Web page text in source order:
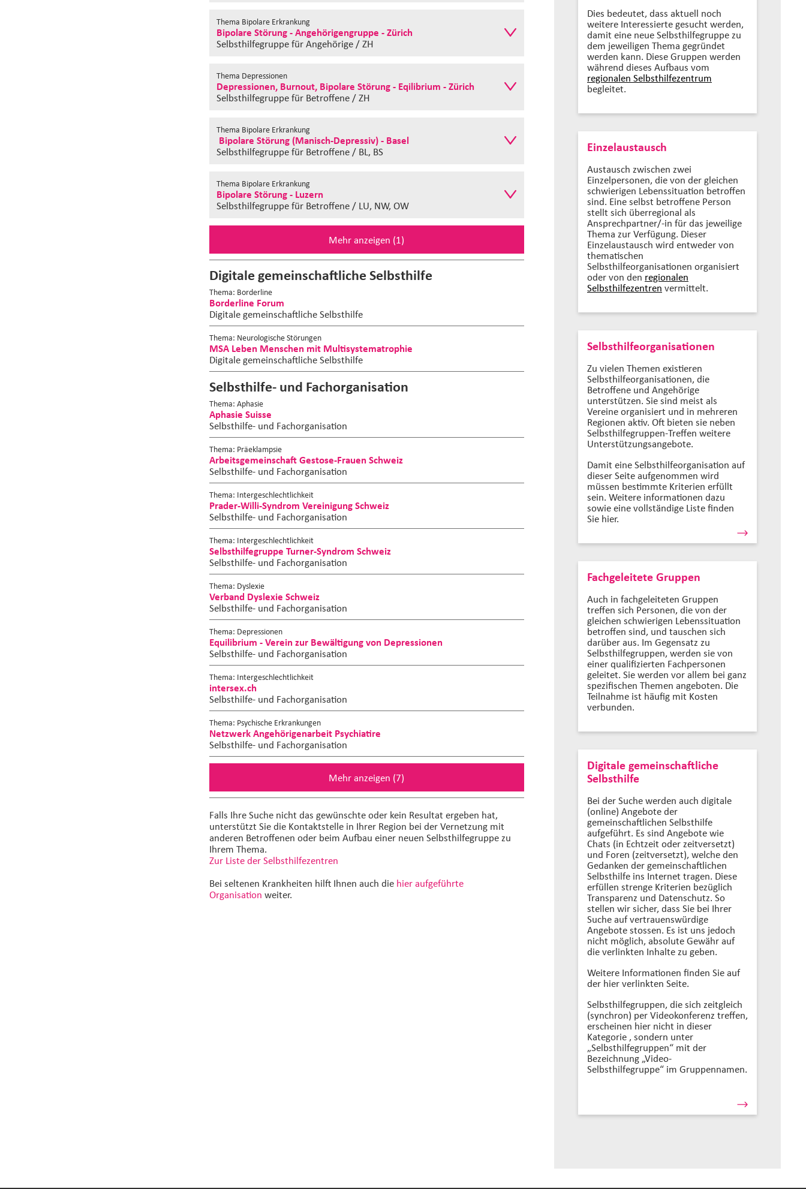
Thema Bipolare Erkrankung
Bipolare Störung - Angehörigengruppe - Zürich
Selbsthilfegruppefür Angehörige / ZH
Thema Depressionen
Depressionen, Burnout, Bipolare Störung - Eqilibrium - Zürich
Selbsthilfegruppefür Betroffene / ZH
Thema Bipolare Erkrankung
Bipolare Störung (Manisch-Depressiv) - Basel
Selbsthilfegruppefür Betroffene / BL, BS
Thema Bipolare Erkrankung
Bipolare Störung - Luzern
Selbsthilfegruppefür Betroffene / LU, NW, OW
Mehr anzeigen (1)
Digitale gemeinschaftliche Selbsthilfe
Thema: Borderline
Borderline Forum
Digitale gemeinschaftliche Selbsthilfe
Thema: Neurologische Störungen
MSA Leben Menschen mit Multisystematrophie
Digitale gemeinschaftliche Selbsthilfe
Selbsthilfe- und Fachorganisation
Thema: Aphasie
Aphasie Suisse
Selbsthilfe- und Fachorganisation
Thema: Präeklampsie
Arbeitsgemeinschaft Gestose-Frauen Schweiz
Selbsthilfe- und Fachorganisation
Thema: Intergeschlechtlichkeit
Prader-Willi-Syndrom Vereinigung Schweiz
Selbsthilfe- und Fachorganisation
Thema: Intergeschlechtlichkeit
Selbsthilfegruppe Turner-Syndrom Schweiz
Selbsthilfe- und Fachorganisation
Thema: Dyslexie
Verband Dyslexie Schweiz
Selbsthilfe- und Fachorganisation
Thema: Depressionen
Equilibrium - Verein zur Bewältigung von Depressionen
Selbsthilfe- und Fachorganisation
Thema: Intergeschlechtlichkeit
intersex.ch
Selbsthilfe- und Fachorganisation
Thema: Psychische Erkrankungen
Netzwerk Angehörigenarbeit Psychiatire
Selbsthilfe- und Fachorganisation
Mehr anzeigen (7)
Falls Ihre Suche nicht das gewünschte oder kein Resultat ergeben hat,
unterstützt Sie die Kontaktstelle in Ihrer Region bei der Vernetzung mit
anderen Betroffenen oder beim Aufbau einer neuen Selbsthilfegruppe zu
Ihrem Thema.
Zur Liste der Selbsthilfezentren
Bei seltenen Krankheiten hilft Ihnen auch die hier aufgeführte
Organisation weiter.
Dies bedeutet, dass aktuell noch
weitere Interessierte gesucht werden,
damit eine neue Selbsthilfegruppe zu
dem jeweiligen Thema gegründet
werden kann. Diese Gruppen werden
während dieses Aufbaus vom
regionalen Selbsthilfezentrum
begleitet.
Einzelaustausch
Austausch zwischen zwei
Einzelpersonen, die von der gleichen
schwierigen Lebenssituation betroffen
sind. Eine selbst betroffene Person
stellt sich überregional als
Ansprechpartner/-in für das jeweilige
Thema zur Verfügung. Dieser
Einzelaustausch wird entweder von
thematischen
Selbsthilfeorganisationen organisiert
oder von den regionalen
Selbsthilfezentren vermittelt.
Selbsthilfeorganisationen
Zu vielen Themen existieren
Selbsthilfeorganisationen, die
Betroffene und Angehörige
unterstützen. Sie sind meist als
Vereine organisiert und in mehreren
Regionen aktiv. Oft bieten sie neben
Selbsthilfegruppen-Treffen weitere
Unterstützungsangebote.
Damit eine Selbsthilfeorganisation auf
dieser Seite aufgenommen wird
müssen bestimmte Kriterien erfüllt
sein. Weitere informationen dazu
sowie eine vollständige Liste finden
Sie hier.
Fachgeleitete Gruppen
Auch in fachgeleiteten Gruppen
treffen sich Personen, die von der
gleichen schwierigen Lebenssituation
betroffen sind, und tauschen sich
darüber aus. Im Gegensatz zu
Selbsthilfegruppen, werden sie von
einer qualifizierten Fachpersonen
geleitet. Sie werden vor allem bei ganz
spezifischen Themen angeboten. Die
Teilnahme ist häufig mit Kosten
verbunden.
Digitale gemeinschaftliche
Selbsthilfe
Bei der Suche werden auch digitale
(online) Angebote der
gemeinschaftlichen Selbsthilfe
aufgeführt. Es sind Angebote wie
Chats (in Echtzeit oder zeitversetzt)
und Foren (zeitversetzt), welche den
Gedanken der gemeinschaftlichen
Selbsthilfe ins Internet tragen. Diese
erfüllen strenge Kriterien bezüglich
Transparenz und Datenschutz. So
stellen wir sicher, dass Sie bei Ihrer
Suche auf vertrauenswürdige
Angebote stossen. Es ist uns jedoch
nicht möglich, absolute Gewähr auf
die verlinkten Inhalte zu geben.
Weitere Informationen finden Sie auf
der hier verlinkten Seite.
Selbsthilfegruppen, die sich zeitgleich
(synchron) per Videokonferenz treffen,
erscheinen hier nicht in dieser
Kategorie , sondern unter
„Selbsthilfegruppen“ mit der
Bezeichnung „Video-
Selbsthilfegruppe“ im Gruppennamen.